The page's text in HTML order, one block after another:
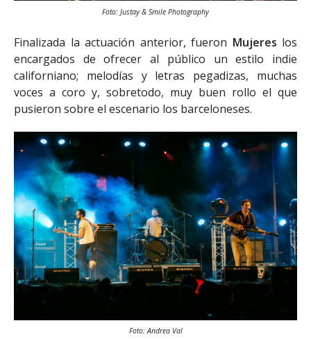
Foto: Justay & Smile Photography
Finalizada la actuación anterior, fueron Mujeres los
encargados de ofrecer al público un estilo indie
californiano; melodías y letras pegadizas, muchas
voces a coro y, sobretodo, muy buen rollo el que
pusieron sobre el escenario los barceloneses.
Foto: Andrea Val